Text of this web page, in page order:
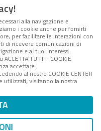
telematica iscritta
Tribunale di Roma -
Direttore resp. Michela
a Direzione e
S.p.A. - FPA s.r.l.
di management
- R.E.A. Roma
AWS
alla navigazione e
i cookie anche per fornirti
per facilitare le interazioni con
di ricevere comunicazioni di
e ai tuoi interessi.
TUTTI I COOKIE.
accettare.
al nostro COOKIE CENTER
utilizzati, visitando la nostra